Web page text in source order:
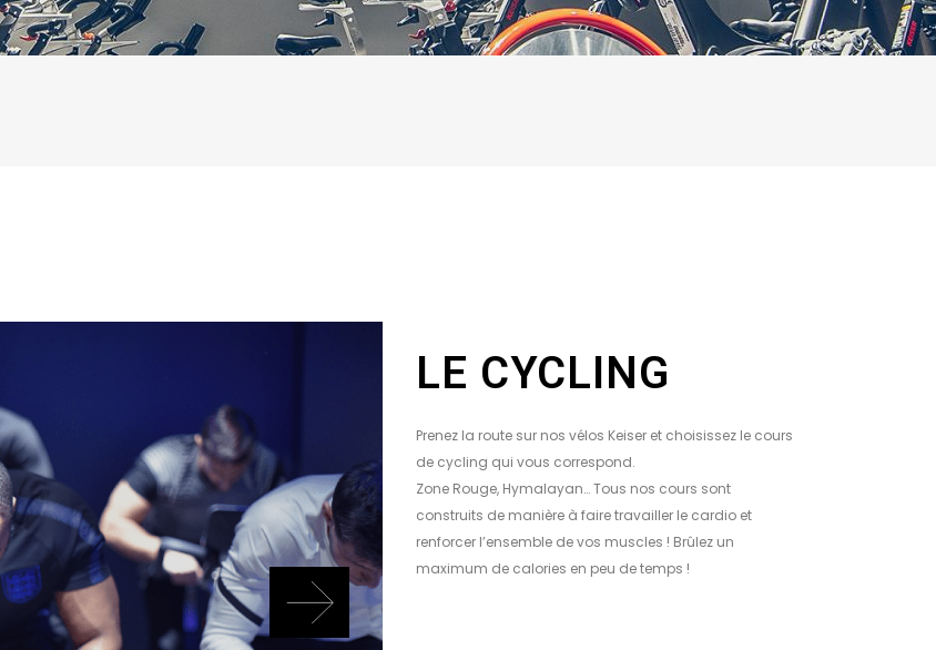
LE CYCLING
Prenez la route sur nos vélos Keiser et choisissez le cours
de cycling qui vous correspond.
Zone Rouge, Hymalayan… Tous nos cours sont
construits de manière à faire travailler le cardio et
renforcer l’ensemble de vos muscles ! Brûlez un
maximum de calories en peu de temps !